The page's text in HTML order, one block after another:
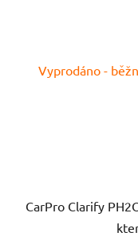
Vyprodáno -
CarPro Clarify